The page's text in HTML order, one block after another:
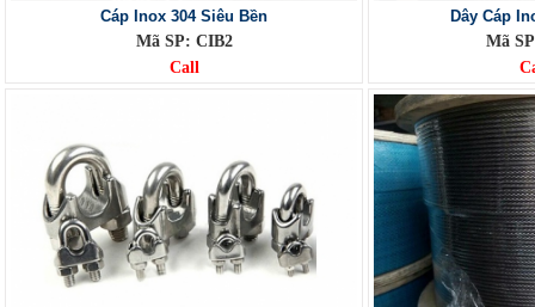
Cáp Inox 304 Siêu Bền
Mã SP: CIB2
Call
Dây Cáp
Mã